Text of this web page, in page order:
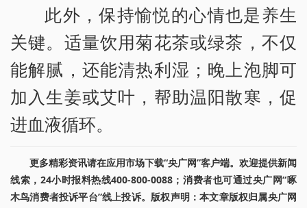
此外，保持愉悦的心情也是养生
关键。适量饮用菊花茶或绿茶，不仅
能解腻，还能清热利湿；晚上泡脚可
加入生姜或艾叶，帮助温阳散寒，促
进血液循环。
更多精彩资讯请在应用市场下载“央广网”客户端。欢迎提供新闻
线索，24小时报料热线400-800-0088；消费者也可通过央广网“啄
木鸟消费者投诉平台”线上投诉。版权声明：本文章版权归属央广网